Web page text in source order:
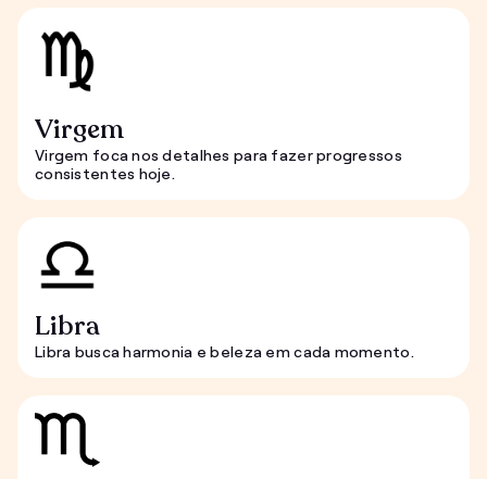
Virgem
Virgem foca nos detalhes para fazer progressos
consistentes hoje.
Libra
Libra busca harmonia e beleza em cada momento.